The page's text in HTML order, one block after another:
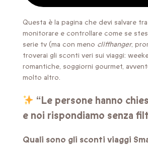
Questa è la pagina che devi salvare
monitorare e controllare come se
serie tv (ma con meno cliffhanger,
troverai gli sconti veri sui viaggi:
romantiche, soggiorni gourmet,
molto altro.
“Le persone hanno
e noi rispondiamo senza
Quali sono gli sconti viaggi